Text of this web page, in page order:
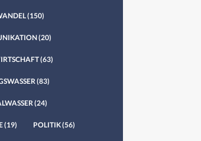
(150)
(20)
(63)
(83)
(24)
(19) POLITIK(56)